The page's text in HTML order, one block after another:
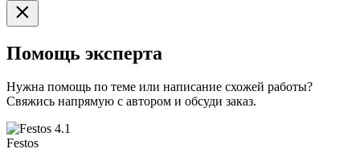
Помощь эксперта
Нужна помощь по теме или написание схожей работы?
Свяжись напрямую с автором и обсуди заказ.
4.1
Festos